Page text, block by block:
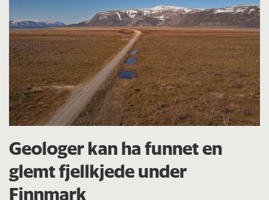
Geologer kan ha funnet en
glemt fjellkjede under
Finnmark